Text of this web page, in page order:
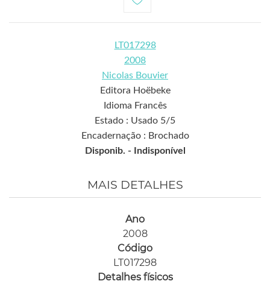
LT017298
2008
Nicolas Bouvier
Editora Hoëbeke
Idioma Francês
Estado : Usado 5/5
Encadernação : Brochado
Disponib. -
Indisponível
MAIS DETALHES
Ano
2008
Código
LT017298
Detalhes físicos